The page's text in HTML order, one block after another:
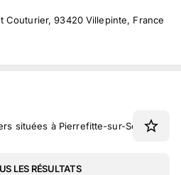
Couturier, 93420 Villepinte, France
situées à Pierrefitte-sur-Seine et à
LES RÉSULTATS